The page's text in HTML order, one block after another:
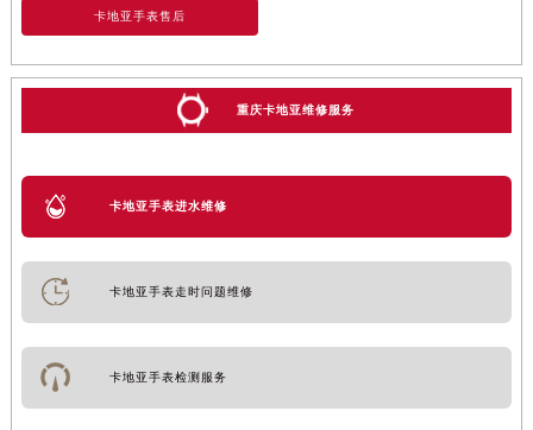
卡地亚手表售后
重庆卡地亚维修服务
卡地亚手表进水维修
卡地亚手表走时问题维修
卡地亚手表检测服务